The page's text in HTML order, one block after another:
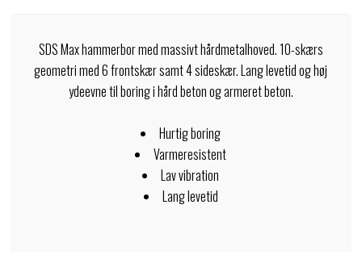
SDS Max hammerbor med massivt hårdmetalhoved. 10-skærs
geometri med 6 frontskær samt 4 sideskær. Lang levetid og høj
ydeevne til boring i hård beton og armeret beton.
Hurtig boring
Varmeresistent
Lav vibration
Lang levetid